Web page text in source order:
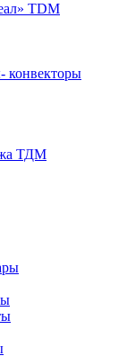
TDM
конвекторы
ТДМ